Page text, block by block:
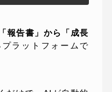
報告書」から「成長
プラットフォームで